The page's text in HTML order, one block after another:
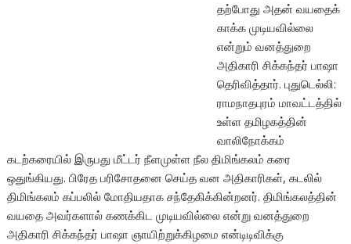
தற்போது அதன் வயதைக்
காக்க முடியவில்லை
என்றும் வனத்துறை
அதிகாரி சிக்கந்தர் பாஷா
தெரிவித்தார். புதுடெல்லி:
ராமநாதபுரம் மாவட்டத்தில்
உள்ள தமிழகத்தின்
வாலிநோக்கம்
கடற்கரையில் இருபது மீட்டர் நீளமுள்ள நீல திமிங்கலம் கரை
ஒதுங்கியது. பிரேத பரிசோதனை செய்த வன அதிகாரிகள், கடலில்
திமிங்கலம் கப்பலில் மோதியதாக சந்தேகிக்கின்றனர். திமிங்கலத்தின்
வயதை அவர்களால் கணக்கிட முடியவில்லை என்று வனத்துறை
அதிகாரி சிக்கந்தர் பாஷா ஞாயிற்றுக்கிழமை என்டிடிவிக்கு